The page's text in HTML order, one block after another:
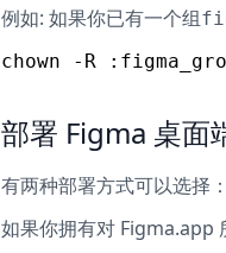
例如: 如果你已有一个组
部署 Figma 桌面
有两种部署方式可以选择：
如果你拥有对 Figma.app